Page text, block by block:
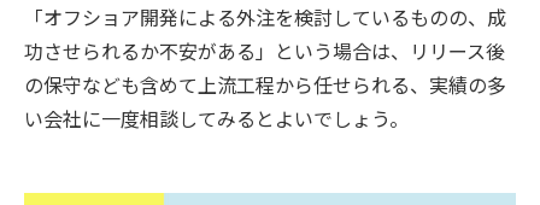
「オフショア開発による外注を検討しているものの、成
功させられるか不安がある」という場合は、リリース後
の保守なども含めて上流工程から任せられる、実績の多
い会社に一度相談してみるとよいでしょう。